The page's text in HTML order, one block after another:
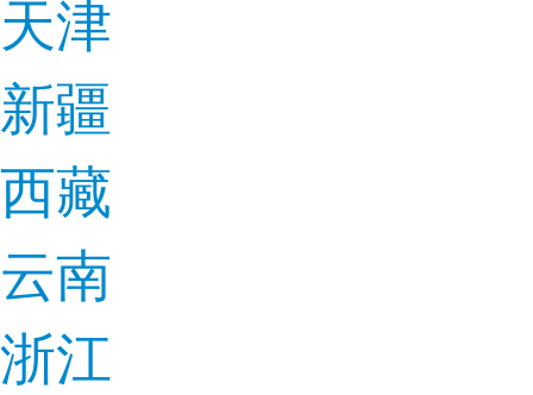
天津
新疆
西藏
云南
浙江